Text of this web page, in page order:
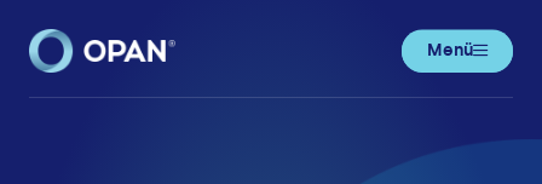
Menü
OPAN® • Online-